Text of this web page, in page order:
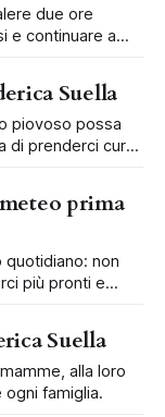
due ore
e continuare a
Suella
piovoso possa
di prenderci cura
prima
non
più pronti e
Suella
alla loro
ogni famiglia.